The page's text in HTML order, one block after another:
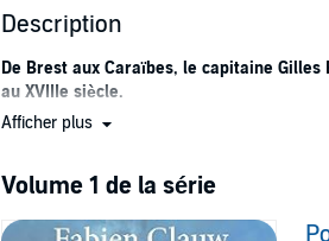
Description
De Brest aux Caraïbes, le capitaine
au XVIIIe siècle.
Au sortir de la Révolution française, Gilles
manières de servir le gouvernement...
Reposant sur une base historique solide,
Afficher plus
Volume 1 de la série